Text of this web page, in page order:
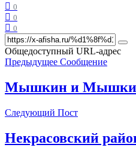
0
0
0
Общедоступный URL-адрес
Предыдущее Сообщение
Мышкин и
Следующий Пост
Некрасовский